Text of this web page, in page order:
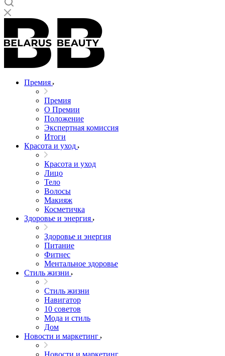
Премия
Премия
О Премии
Положение
Экспертная комиссия
Итоги
Красота и уход
Красота и уход
Лицо
Тело
Волосы
Макияж
Косметичка
Здоровье и энергия
Здоровье и энергия
Питание
Фитнес
Ментальное здоровье
Стиль жизни
Стиль жизни
Навигатор
10 советов
Мода и стиль
Дом
Новости и маркетинг
Новости и маркетинг